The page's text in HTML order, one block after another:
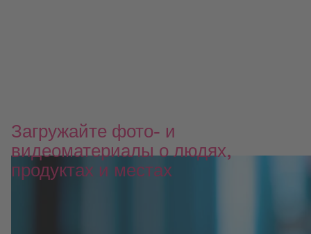
Загружайте фото- и
видеоматериалы о людях,
продуктах и местах